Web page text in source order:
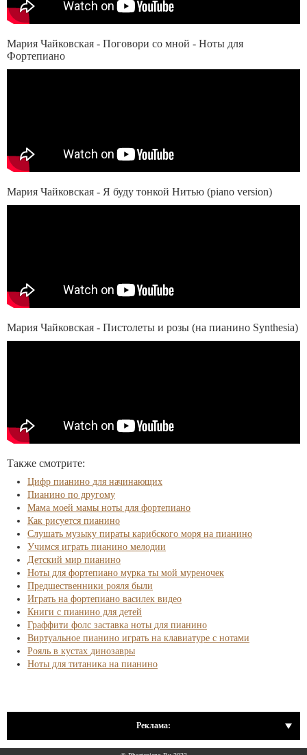
Мария Чайковская - Поговори со мной - Ноты для
Фортепиано
Мария Чайковская - Я буду тонкой Нитью (piano version)
Мария Чайковская - Пистолеты и розы (на пианино Synthesia)
Также смотрите:
Цифр пианино для начинающих
Пианино по другому
Мама моей мамы ноты для фортепиано
Как рисуется пианино
Слушать музыку пираты карибского моря на пианино
Учимся играть пианино мелодии
Детский мир пианино
Ноты для фортепиано мурка ты мой муреночек
Предшественники рояля были
Играть на фортепиано василек видео
Книги с пианино для детей
Граффити фолс заставка ноты для пианино
Виртуальное пианино играть на клавиатуре с нотами
Рояль в кустах динозавры
Ноты для титаника на пианино
Реклама: